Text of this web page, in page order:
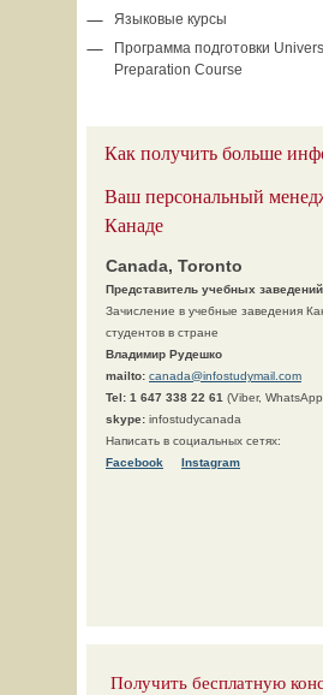
Языковые курсы
Программа подготовки
Preparation Course
Как получить больше
Ваш персональный
Канаде
Canada, Toronto
Представитель учебных
Зачисление в учебные заведения
студентов в стране
Владимир Рудешко
mailto: canada@infostudymail.com
Tel: 1 647 338 22 61 (Viber,
skype: infostudycanada
Написать в социальных сетях:
Facebook
Instagram
Получить бесплатную